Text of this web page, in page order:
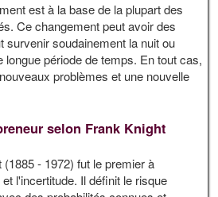
est à la base de la plupart des
Ce changement peut avoir des
survenir soudainement la nuit ou
période de temps. En tout cas,
problèmes et une nouvelle
selon Frank Knight
- 1972) fut le premier à
l'incertitude. Il définit le risque